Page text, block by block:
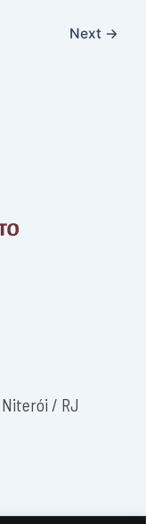
Next →
/ RJ